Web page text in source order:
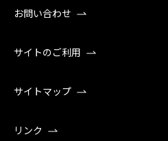
お問い合わせ
サイトのご利用
サイトマップ
リンク